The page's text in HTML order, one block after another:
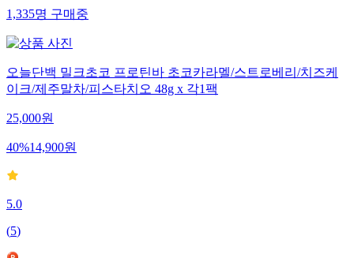
1,335명 구매중
오늘단백 밀크초코 프로틴바 초코카라멜/스트로베리/치즈케
이크/제주말차/피스타치오 48g x 각1팩
25,000원
40%14,900원
5.0
(5)